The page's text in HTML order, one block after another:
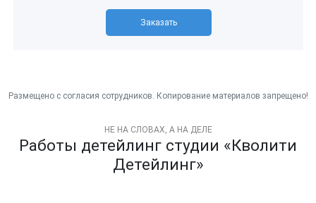
Заказать
НЕ НА СЛОВАХ, А НА ДЕЛЕ
Работы детейлинг студии «Кволити
Детейлинг»